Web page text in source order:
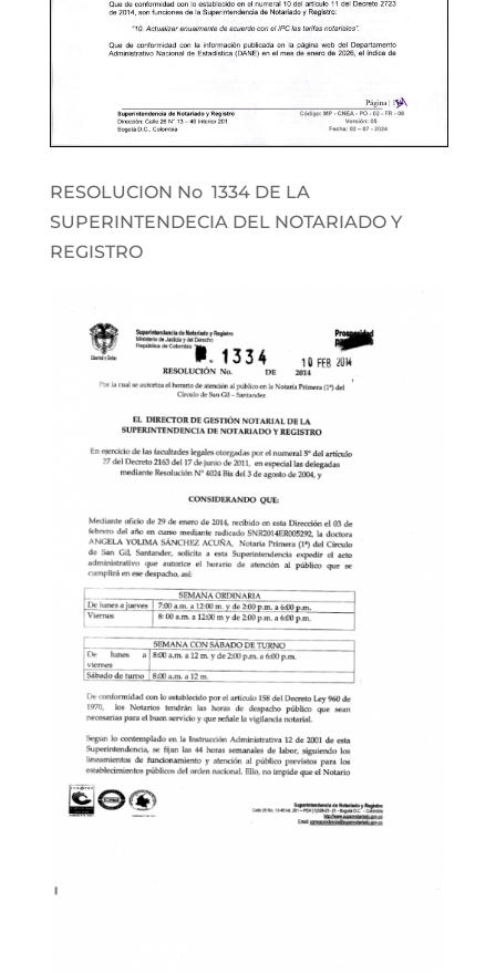
RESOLUCION No 1334 DE LA
SUPERINTENDECIA DEL NOTARIADO Y
REGISTRO